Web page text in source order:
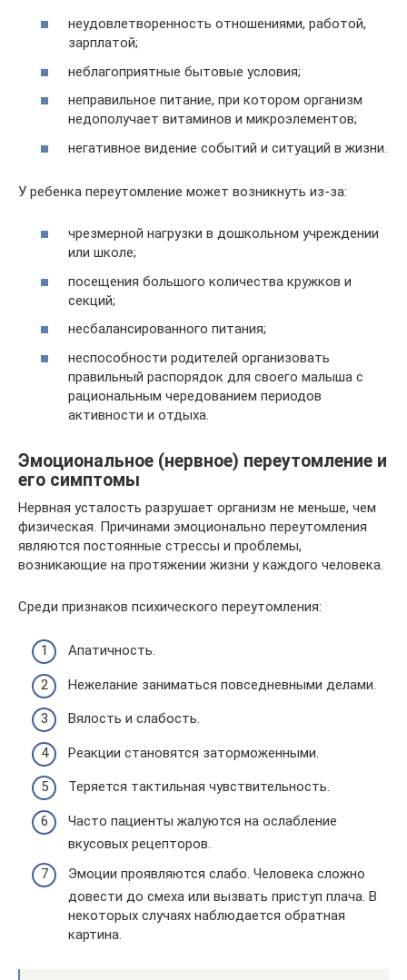
неудовлетворенность отношениями, работой,
зарплатой;
неблагоприятные бытовые условия;
неправильное питание, при котором организм
недополучает витаминов и микроэлементов;
негативное видение событий и ситуаций в жизни.
У ребенка переутомление может возникнуть из-за:
чрезмерной нагрузки в дошкольном учреждении
или школе;
посещения большого количества кружков и
секций;
несбалансированного питания;
неспособности родителей организовать
правильный распорядок для своего малыша с
рациональным чередованием периодов
активности и отдыха.
Эмоциональное (нервное) переутомление и
его симптомы
Нервная усталость разрушает организм не меньше, чем
физическая. Причинами эмоционально переутомления
являются постоянные стрессы и проблемы,
возникающие на протяжении жизни у каждого человека.
Среди признаков психического переутомления:
Апатичность.
Нежелание заниматься повседневными делами.
Вялость и слабость.
Реакции становятся заторможенными.
Теряется тактильная чувствительность.
Часто пациенты жалуются на ослабление
вкусовых рецепторов.
Эмоции проявляются слабо. Человека сложно
довести до смеха или вызвать приступ плача. В
некоторых случаях наблюдается обратная
картина.